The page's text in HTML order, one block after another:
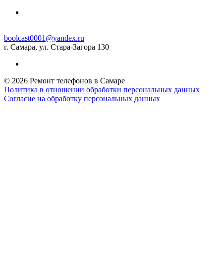
boolcast0001@yandex.ru
г. Самара, ул. Стара-Загора 130
© 2026 Ремонт телефонов в Самаре
Политика в отношении обработки персональных данных
Согласие на обработку персональных данных